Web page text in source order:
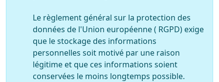
Le règlement général sur la protection des
données de l'Union européenne ( RGPD) exige
que le stockage des informations
personnelles soit motivé par une raison
légitime et que ces informations soient
conservées le moins longtemps possible.